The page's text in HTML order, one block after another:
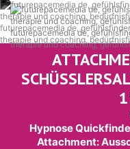
Hypnose
Attachment: